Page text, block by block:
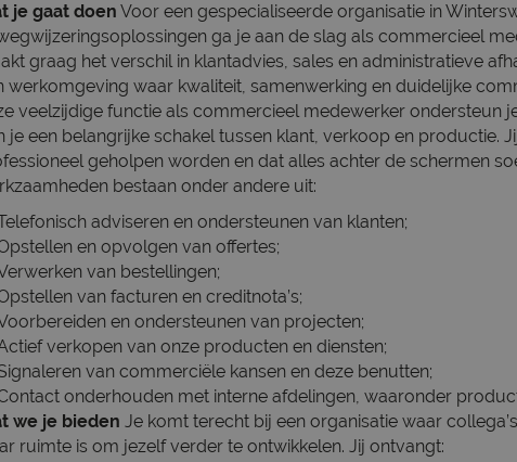
je gaat doen Voor een gespecialiseerde organisatie in
ga je aan de slag als commercieel
graag het verschil in klantadvies, sales en administratieve
werkomgeving waar kwaliteit, samenwerking en duidelijke
veelzijdige functie als commercieel medewerker ondersteun
je een belangrijke schakel tussen klant, verkoop en productie.
geholpen worden en dat alles achter de schermen
bestaan onder andere uit:
adviseren en ondersteunen van klanten;
en opvolgen van offertes;
van bestellingen;
van facturen en creditnota’s;
en ondersteunen van projecten;
verkopen van onze producten en diensten;
van commerciële kansen en deze benutten;
onderhouden met interne afdelingen, waaronder
we je bieden Je komt terecht bij een organisatie waar
ruimte is om jezelf verder te ontwikkelen. Jij ontvangt: